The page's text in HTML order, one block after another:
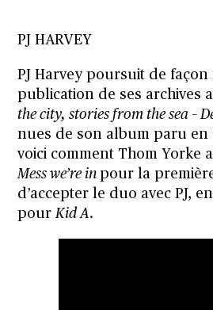
PJ HARVEY
PJ Harvey poursuit de
publication de ses archives
the city, stories from the sea –
nues de son album paru en
voici comment Thom Yorke
Mess we’re in pour la
d’accepter le duo avec PJ,
pour Kid A.